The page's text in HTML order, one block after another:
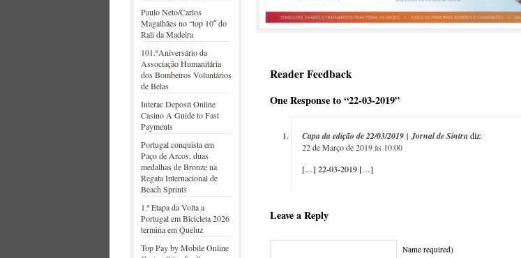
Paulo Neto/Carlos
Magalhães no “top 10″ do
Rali da Madeira
101.ºAniversário da
Associação Humanitária
dos Bombeiros Voluntários
de Belas
Interac Deposit Online
Casino A Guide to Fast
Payments
Portugal conquista em
Paço de Arcos, duas
medalhas de Bronze na
Regata Internacional de
Beach Sprints
1.ª Etapa da Volta a
Portugal em Bicicleta 2026
termina em Queluz
Top Pay by Mobile Online
Reader Feedback
One Response to “22-03-2019”
Capa da edição de 22/03/2019 | Jornal de Sintradiz:
22 de Março de 2019 às 10:00
[…] 22-03-2019 […]
Leave a Reply
Name required)